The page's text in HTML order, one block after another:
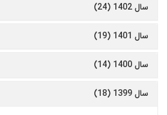
سال 1402 (24)
سال 1401 (19)
سال 1400 (14)
سال 1399 (18)